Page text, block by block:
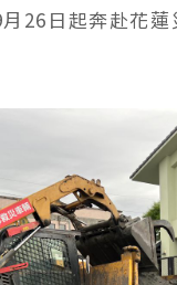
26日起奔赴花